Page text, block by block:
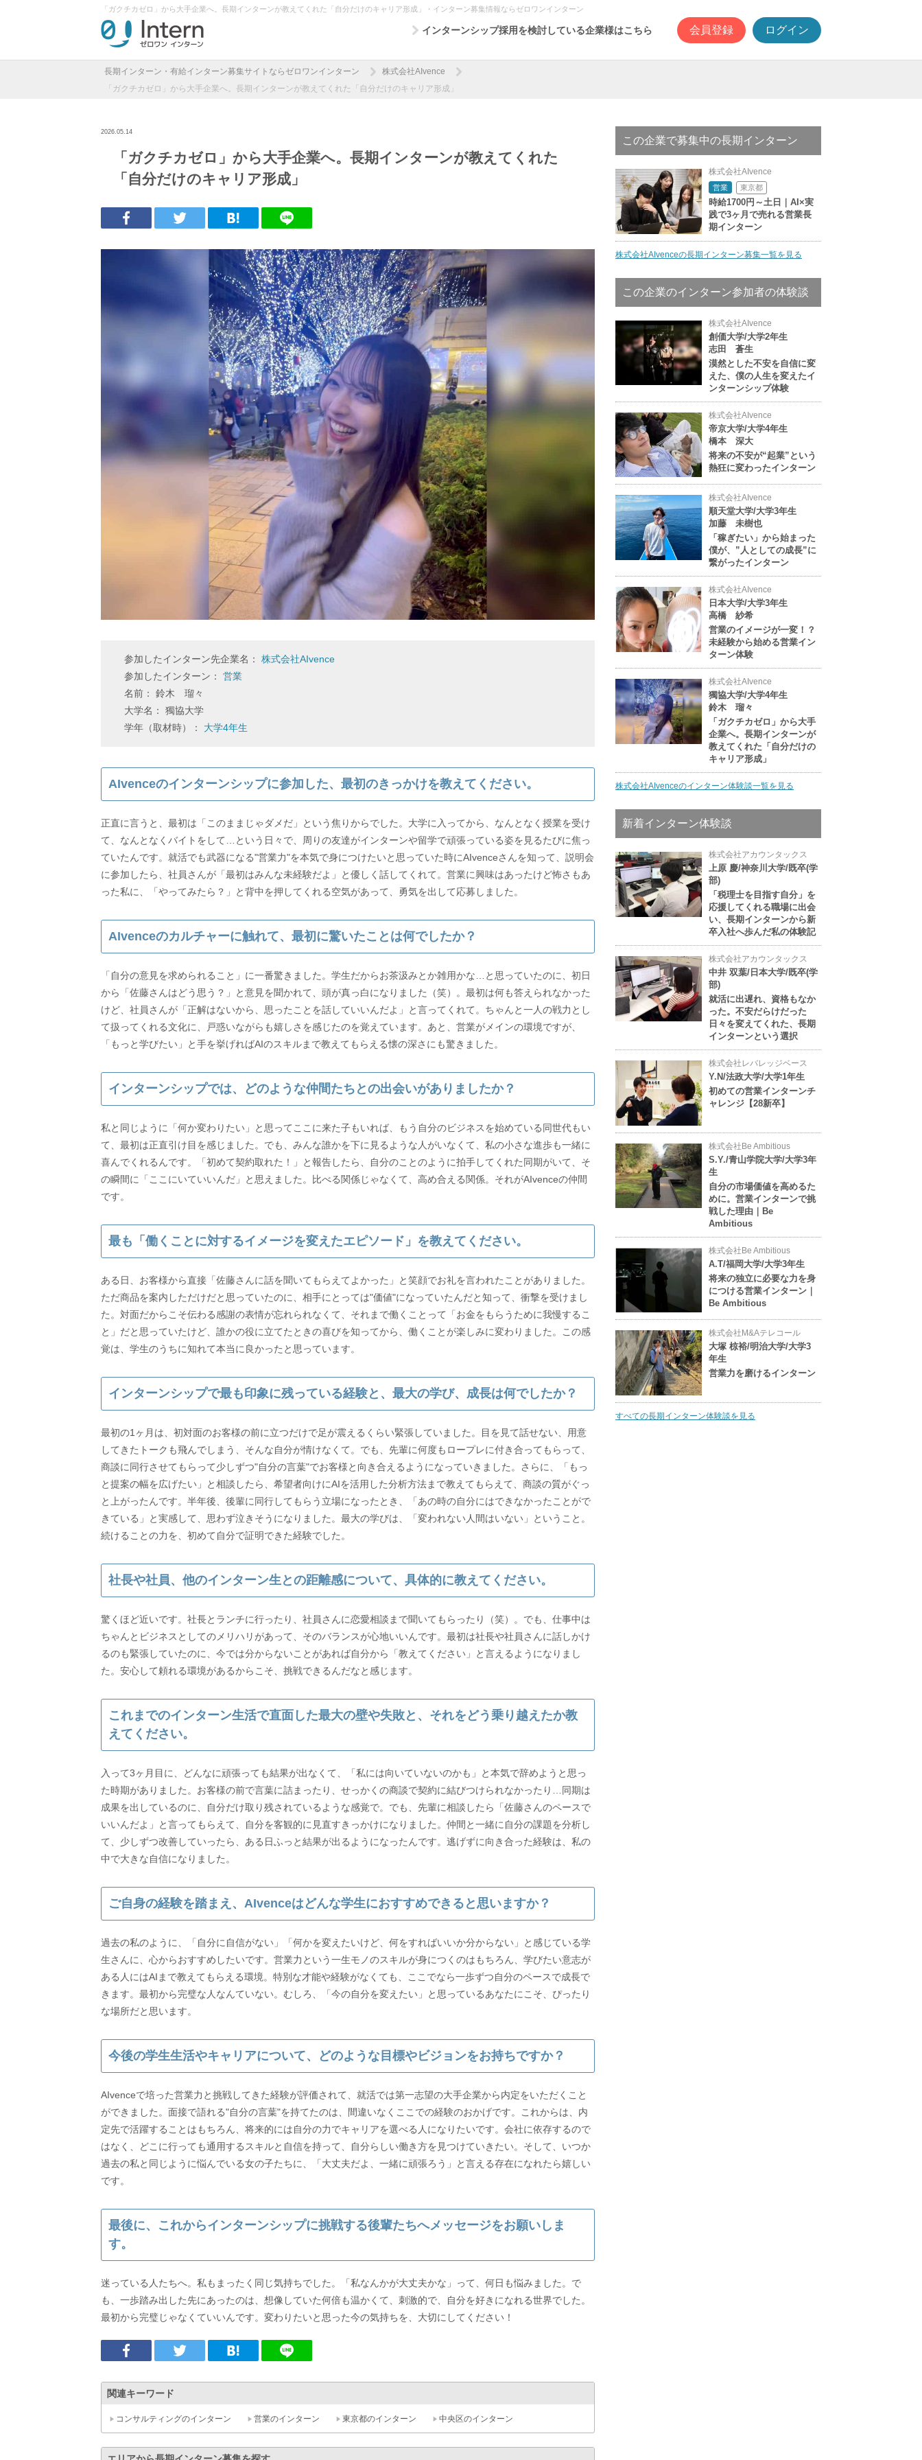
「ガクチカゼロ」から大手企業へ。長期インターンが教えてくれた「自分だけのキャリア形成」・インターン募集情報ならゼロワンインターン
インターンシップ採用を検討している企業様はこちら 会員登録 ログイン
長期インターン・有給インターン募集サイトならゼロワンインターン
株式会社AIvence
「ガクチカゼロ」から大手企業へ。長期インターンが教えてくれた「自分だけのキャリア形成」
2026.05.14
「ガクチカゼロ」から大手企業へ。長期インターンが教えてくれた
「自分だけのキャリア形成」
参加したインターン先企業名： 株式会社AIvence
参加したインターン： 営業
名前： 鈴木 瑠々
大学名： 獨協大学
学年（取材時）： 大学4年生
AIvenceのインターンシップに参加した、最初のきっかけを教えてください。
正直に言うと、最初は「このままじゃダメだ」という焦りからでした。大学に入ってから、なんとなく授業を受け
て、なんとなくバイトをして…という日々で、周りの友達がインターンや留学で頑張っている姿を見るたびに焦っ
ていたんです。就活でも武器になる"営業力"を本気で身につけたいと思っていた時にAIvenceさんを知って、説明会
に参加したら、社員さんが「最初はみんな未経験だよ」と優しく話してくれて。営業に興味はあったけど怖さもあ
った私に、「やってみたら？」と背中を押してくれる空気があって、勇気を出して応募しました。
AIvenceのカルチャーに触れて、最初に驚いたことは何でしたか？
「自分の意見を求められること」に一番驚きました。学生だからお茶汲みとか雑用かな…と思っていたのに、初日
から「佐藤さんはどう思う？」と意見を聞かれて、頭が真っ白になりました（笑）。最初は何も答えられなかった
けど、社員さんが「正解はないから、思ったことを話していいんだよ」と言ってくれて。ちゃんと一人の戦力とし
て扱ってくれる文化に、戸惑いながらも嬉しさを感じたのを覚えています。あと、営業がメインの環境ですが、
「もっと学びたい」と手を挙げればAIのスキルまで教えてもらえる懐の深さにも驚きました。
インターンシップでは、どのような仲間たちとの出会いがありましたか？
私と同じように「何か変わりたい」と思ってここに来た子もいれば、もう自分のビジネスを始めている同世代もい
て、最初は正直引け目を感じました。でも、みんな誰かを下に見るような人がいなくて、私の小さな進歩も一緒に
喜んでくれるんです。「初めて契約取れた！」と報告したら、自分のことのように拍手してくれた同期がいて、そ
の瞬間に「ここにいていいんだ」と思えました。比べる関係じゃなくて、高め合える関係。それがAIvenceの仲間
です。
最も「働くことに対するイメージを変えたエピソード」を教えてください。
ある日、お客様から直接「佐藤さんに話を聞いてもらえてよかった」と笑顔でお礼を言われたことがありました。
ただ商品を案内しただけだと思っていたのに、相手にとっては"価値"になっていたんだと知って、衝撃を受けまし
た。対面だからこそ伝わる感謝の表情が忘れられなくて、それまで働くことって「お金をもらうために我慢するこ
と」だと思っていたけど、誰かの役に立てたときの喜びを知ってから、働くことが楽しみに変わりました。この感
覚は、学生のうちに知れて本当に良かったと思っています。
インターンシップで最も印象に残っている経験と、最大の学び、成長は何でしたか？
最初の1ヶ月は、初対面のお客様の前に立つだけで足が震えるくらい緊張していました。目を見て話せない、用意
してきたトークも飛んでしまう、そんな自分が情けなくて。でも、先輩に何度もロープレに付き合ってもらって、
商談に同行させてもらって少しずつ"自分の言葉"でお客様と向き合えるようになっていきました。さらに、「もっ
と提案の幅を広げたい」と相談したら、希望者向けにAIを活用した分析方法まで教えてもらえて、商談の質がぐっ
と上がったんです。半年後、後輩に同行してもらう立場になったとき、「あの時の自分にはできなかったことがで
きている」と実感して、思わず泣きそうになりました。最大の学びは、「変われない人間はいない」ということ。
続けることの力を、初めて自分で証明できた経験でした。
社長や社員、他のインターン生との距離感について、具体的に教えてください。
驚くほど近いです。社長とランチに行ったり、社員さんに恋愛相談まで聞いてもらったり（笑）。でも、仕事中は
ちゃんとビジネスとしてのメリハリがあって、そのバランスが心地いいんです。最初は社長や社員さんに話しかけ
るのも緊張していたのに、今では分からないことがあれば自分から「教えてください」と言えるようになりまし
た。安心して頼れる環境があるからこそ、挑戦できるんだなと感じます。
これまでのインターン生活で直面した最大の壁や失敗と、それをどう乗り越えたか教
えてください。
入って3ヶ月目に、どんなに頑張っても結果が出なくて、「私には向いていないのかも」と本気で辞めようと思っ
た時期がありました。お客様の前で言葉に詰まったり、せっかくの商談で契約に結びつけられなかったり…同期は
成果を出しているのに、自分だけ取り残されているような感覚で。でも、先輩に相談したら「佐藤さんのペースで
いいんだよ」と言ってもらえて、自分を客観的に見直すきっかけになりました。仲間と一緒に自分の課題を分析し
て、少しずつ改善していったら、ある日ふっと結果が出るようになったんです。逃げずに向き合った経験は、私の
中で大きな自信になりました。
ご自身の経験を踏まえ、AIvenceはどんな学生におすすめできると思いますか？
過去の私のように、「自分に自信がない」「何かを変えたいけど、何をすればいいか分からない」と感じている学
生さんに、心からおすすめしたいです。営業力という一生モノのスキルが身につくのはもちろん、学びたい意志が
ある人にはAIまで教えてもらえる環境。特別な才能や経験がなくても、ここでなら一歩ずつ自分のペースで成長で
きます。最初から完璧な人なんていない。むしろ、「今の自分を変えたい」と思っているあなたにこそ、ぴったり
な場所だと思います。
今後の学生生活やキャリアについて、どのような目標やビジョンをお持ちですか？
AIvenceで培った営業力と挑戦してきた経験が評価されて、就活では第一志望の大手企業から内定をいただくこと
ができました。面接で語れる"自分の言葉"を持てたのは、間違いなくここでの経験のおかげです。これからは、内
定先で活躍することはもちろん、将来的には自分の力でキャリアを選べる人になりたいです。会社に依存するので
はなく、どこに行っても通用するスキルと自信を持って、自分らしい働き方を見つけていきたい。そして、いつか
過去の私と同じように悩んでいる女の子たちに、「大丈夫だよ、一緒に頑張ろう」と言える存在になれたら嬉しい
です。
最後に、これからインターンシップに挑戦する後輩たちへメッセージをお願いしま
す。
迷っている人たちへ。私もまったく同じ気持ちでした。「私なんかが大丈夫かな」って、何日も悩みました。で
も、一歩踏み出した先にあったのは、想像していた何倍も温かくて、刺激的で、自分を好きになれる世界でした。
最初から完璧じゃなくていいんです。変わりたいと思った今の気持ちを、大切にしてください！
関連キーワード
コンサルティングのインターン 営業のインターン 東京都のインターン 中央区のインターン
この企業で募集中の長期インターン
株式会社AIvence
営業 東京都
時給1700円～土日｜AI×実
践で3ヶ月で売れる営業長
期インターン
株式会社AIvenceの長期インターン募集一覧を見る
この企業のインターン参加者の体験談
株式会社AIvence
創価大学/大学2年生
志田 蒼生
漠然とした不安を自信に変
えた、僕の人生を変えたイ
ンターンシップ体験
株式会社AIvence
帝京大学/大学4年生
橋本 深大
将来の不安が“起業”という
熱狂に変わったインターン
株式会社AIvence
順天堂大学/大学3年生
加藤 未樹也
「稼ぎたい」から始まった
僕が、”人としての成長”に
繋がったインターン
株式会社AIvence
日本大学/大学3年生
高橋 紗希
営業のイメージが一変！？
未経験から始める営業イン
ターン体験
株式会社AIvence
獨協大学/大学4年生
鈴木 瑠々
「ガクチカゼロ」から大手
企業へ。長期インターンが
教えてくれた「自分だけの
キャリア形成」
株式会社AIvenceのインターン体験談一覧を見る
新着インターン体験談
株式会社アカウンタックス
上原 慶/神奈川大学/既卒(学
部)
「税理士を目指す自分」を
応援してくれる職場に出会
い、長期インターンから新
卒入社へ歩んだ私の体験記
株式会社アカウンタックス
中井 双葉/日本大学/既卒(学
部)
就活に出遅れ、資格もなか
った。不安だらけだった
日々を変えてくれた、長期
インターンという選択
株式会社レバレッジベース
Y.N/法政大学/大学1年生
初めての営業インターンチ
ャレンジ【28新卒】
株式会社Be Ambitious
S.Y./青山学院大学/大学3年
生
自分の市場価値を高めるた
めに。営業インターンで挑
戦した理由｜Be
Ambitious
株式会社Be Ambitious
A.T/福岡大学/大学3年生
将来の独立に必要な力を身
につける営業インターン｜
Be Ambitious
株式会社M&Aテレコール
大塚 椋裕/明治大学/大学3
年生
営業力を磨けるインターン
すべての長期インターン体験談を見る